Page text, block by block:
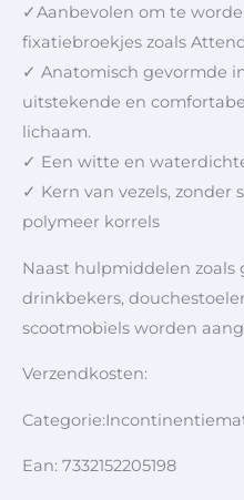
✓Aanbevolen om te
fixatiebroekjes zoals
✓ Anatomisch gevormde
uitstekende en
lichaam.
✓ Een witte en
✓ Kern van vezels, zonder
polymeer korrels
Naast hulpmiddelen zoals
drinkbekers,
scootmobiels worden
Verzendkosten:
Ean: 7332152205198